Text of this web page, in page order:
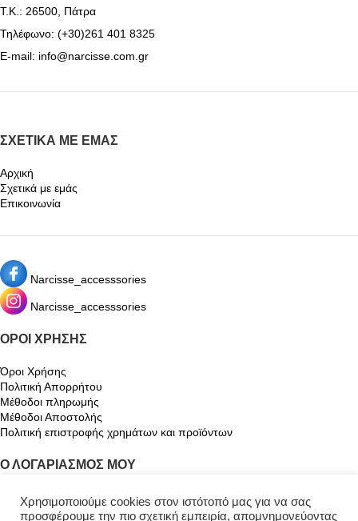
Τ.Κ.: 26500, Πάτρα
Τηλέφωνο: (+30)261 401 8325
E-mail: info@narcisse.com.gr
ΣΧΕΤΙΚΆ ΜΕ ΕΜΆΣ
Αρχική
Σχετικά με εμάς
Επικοινωνία
Narcisse_accesssories
Narcisse_accesssories
ΌΡΟΙ ΧΡΉΣΗΣ
Όροι Χρήσης
Πολιτική Απορρήτου
Μέθοδοι πληρωμής
Μέθοδοι Αποστολής
Πολιτική επιστροφής χρημάτων και προϊόντων
Ο ΛΟΓΑΡΙΑΣΜΌΣ ΜΟΥ
Ο λογαριασμός μου
Καλάθι
Χρησιμοποιούμε cookies στον ιστότοπό μας για να σας
προσφέρουμε την πιο σχετική εμπειρία, απομνημονεύοντας